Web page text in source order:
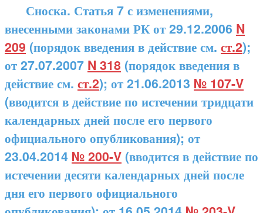
Сноска. Статья 7 с изменениями,
внесенными законами РК от 29.12.2006 N
209 (порядок введения в действие см. ст.2);
от 27.07.2007 N 318 (порядок введения в
действие см. ст.2); от 21.06.2013 № 107-V
(вводится в действие по истечении тридцати
календарных дней после его первого
официального опубликования); от
23.04.2014 № 200-V (вводится в действие по
истечении десяти календарных дней после
дня его первого официального